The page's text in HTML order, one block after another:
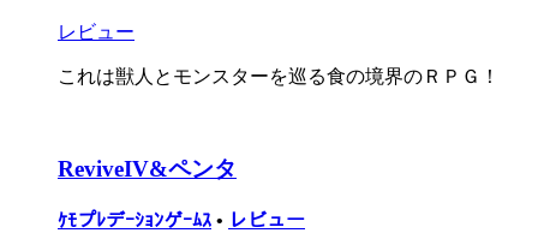
レビュー
これは獣人とモンスターを巡る食の境界のＲＰＧ！
ReviveIV&ペンタ
ｹﾓプﾚデｰｼｮﾝゲｰﾑｽ • レビュー